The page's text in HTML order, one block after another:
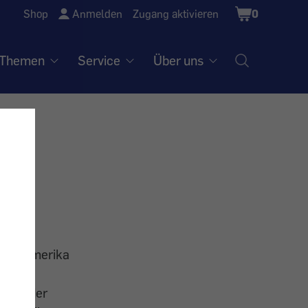
Shop Anmelden Zugang aktivieren
Shopping
Cart
0
Service Über uns
der